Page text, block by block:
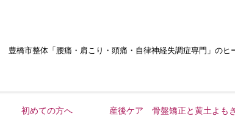
豊橋市整体 「腰痛・肩こり・頭痛・自律神経失調症専門」 のヒ
初めての方へ 産後ケア 骨盤矯正と黄土よも